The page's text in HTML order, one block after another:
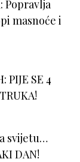
Popravlja
masnoće i
PIJE SE 4
svijetu…
DAN!